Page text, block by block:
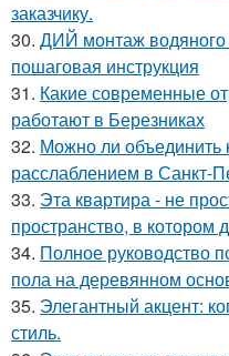
заказчику.
30. ДИЙ монтаж водяного
пошаговая инструкция
31. Какие современные
работают в Березниках
32. Можно ли объединить
расслаблением в Санкт-
33. Эта квартира - не
пространство, в котором
34. Полное руководство
пола на деревянном
35. Элегантный акцент:
стиль.